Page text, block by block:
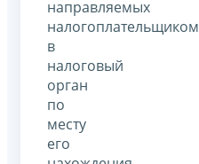
направляемых
налогоплательщиком
в
налоговый
орган
по
месту
его